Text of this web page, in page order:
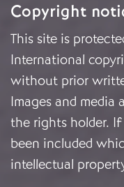
Copyright
This site is
International
without prior
Images and media
the rights holder.
been included
intellectual